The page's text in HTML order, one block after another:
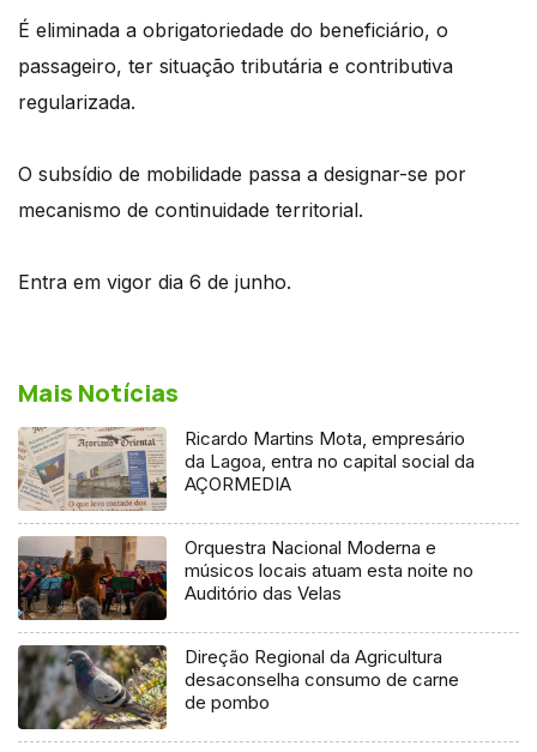
É eliminada a obrigatoriedade do beneficiário, o
passageiro, ter situação tributária e contributiva
regularizada.
O subsídio de mobilidade passa a designar-se por
mecanismo de continuidade territorial.
Entra em vigor dia 6 de junho.
Mais Notícias
Ricardo Martins Mota, empresário
da Lagoa, entra no capital social da
AÇORMEDIA
Orquestra Nacional Moderna e
músicos locais atuam esta noite no
Auditório das Velas
Direção Regional da Agricultura
desaconselha consumo de carne
de pombo